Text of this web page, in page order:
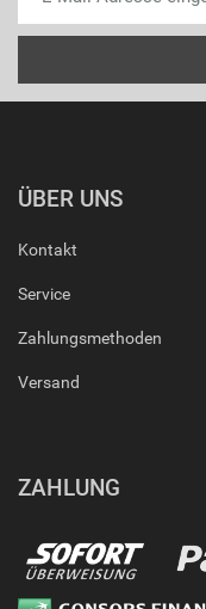
ÜBER UNS
Kontakt
Service
Zahlungsmethoden
Versand
ZAHLUNG